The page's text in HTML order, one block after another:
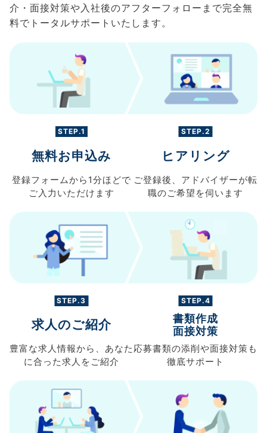
介・面接対策や入社後のアフターフォローまで完全無
料でトータルサポートいたします。
STEP.1
無料お申込み
登録フォームから 1分ほどで
ご入力 いただけます
STEP.2
ヒアリング
ご登録後、 アドバイザーが転
職のご希望を伺います
STEP.3
求人のご紹介
豊富な求人情報から、 あなた
に合った求人を ご紹介
STEP.4
書類作成
面接対策
応募書類の添削や面接対策も
徹底サポート